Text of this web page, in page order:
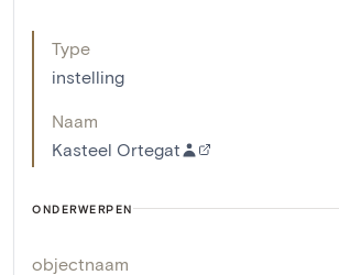
Type
instelling
Naam
Kasteel Ortegat
ONDERWERPEN
objectnaam